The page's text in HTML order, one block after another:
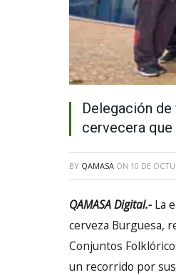
Delegación
cervecera
BY QAMASA ON 10 DE
QAMASA Digital.- La
cerveza Burguesa,
Conjuntos
un recorrido por